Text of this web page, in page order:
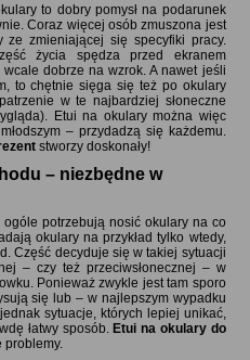
to dobry pomysł na podarunek
Coraz więcej osób zmuszona jest
ze zmieniającej się specyfiki pracy.
życia spędza przed ekranem
dobrze na wzrok. A nawet jeśli
to chętnie sięga się też po okulary
w te najbardziej słoneczne
Etui na okulary można więc
– przydadzą się każdemu.
stworzy doskonały!
– niezbędne w
potrzebują nosić okulary na co
okulary na przykład tylko wtedy,
Część decyduje się w takiej sytuacji
– czy też przeciwsłonecznej – w
Ponieważ zwykle jest tam sporo
się lub – w najlepszym wypadku
sytuacje, których lepiej unikać,
łatwy sposób.Etui na okulary do
problemy.